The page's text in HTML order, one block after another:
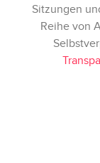
Sitzungen
Reihe von